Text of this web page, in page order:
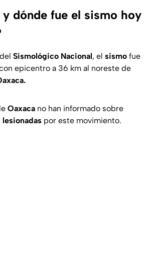
dónde fue el sismo hoy
Sismológico Nacional, el sismo fue
epicentro a 36 km al noreste de
Oaxaca no han informado sobre
lesionadas por este movimiento.